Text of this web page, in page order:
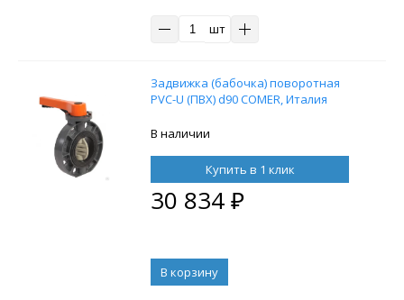
шт
Задвижка (бабочка) поворотная
PVC-U (ПВХ) d90 COMER, Италия
В наличии
Купить в 1 клик
30 834₽
В корзину